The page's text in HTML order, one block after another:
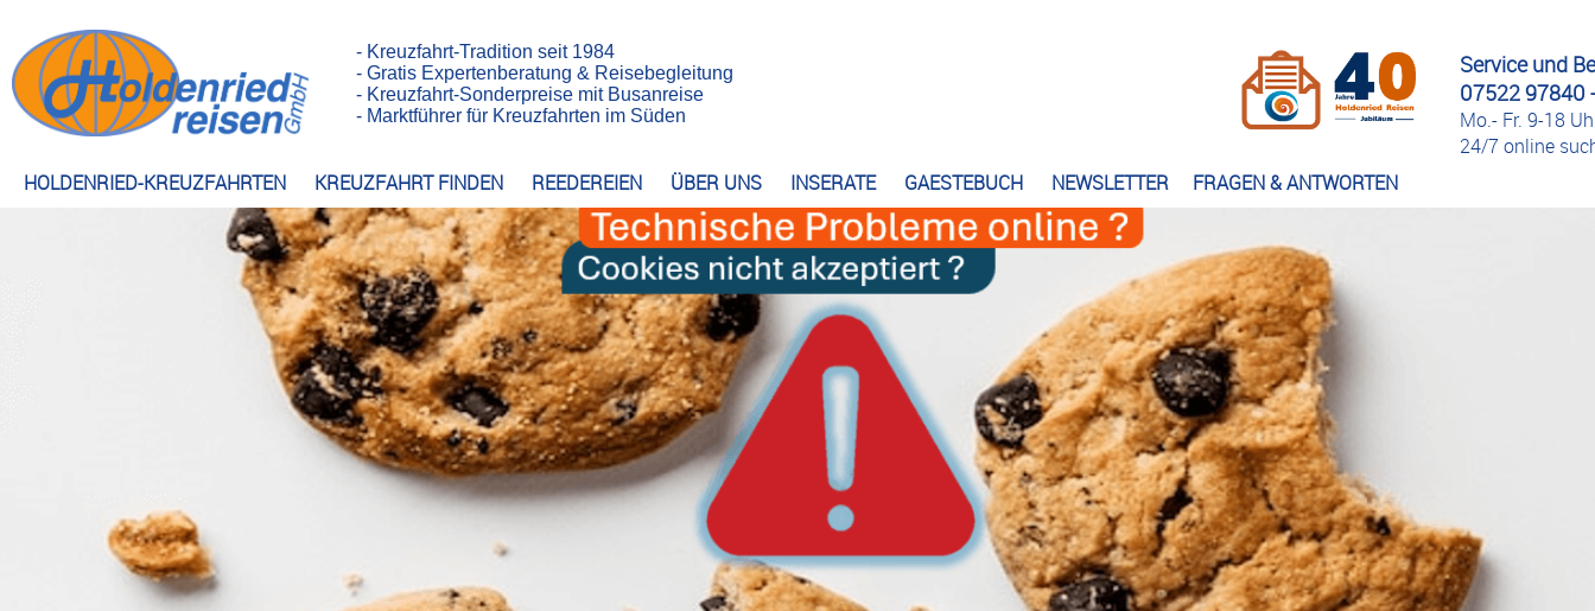
HOLDENRIED-KREUZFAHRTEN KREUZFAHRT FINDEN REEDEREIEN ÜBER UNS INSERATE GAESTEBUCH NEWSLETTER FRAGEN & ANTWORTEN
Service und
07522 97840
Mo.- Fr. 9-18
24/7 online
- Kreuzfahrt-Tradition seit 1984
- Gratis Expertenberatung & Reisebegleitung
- Kreuzfahrt-Sonderpreise mit Busanreise
- Marktführer für Kreuzfahrten im Süden